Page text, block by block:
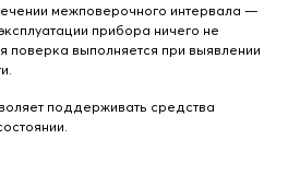
межповерочного интервала —
прибора ничего не
поверка выполняется при выявлении
поддерживать средства